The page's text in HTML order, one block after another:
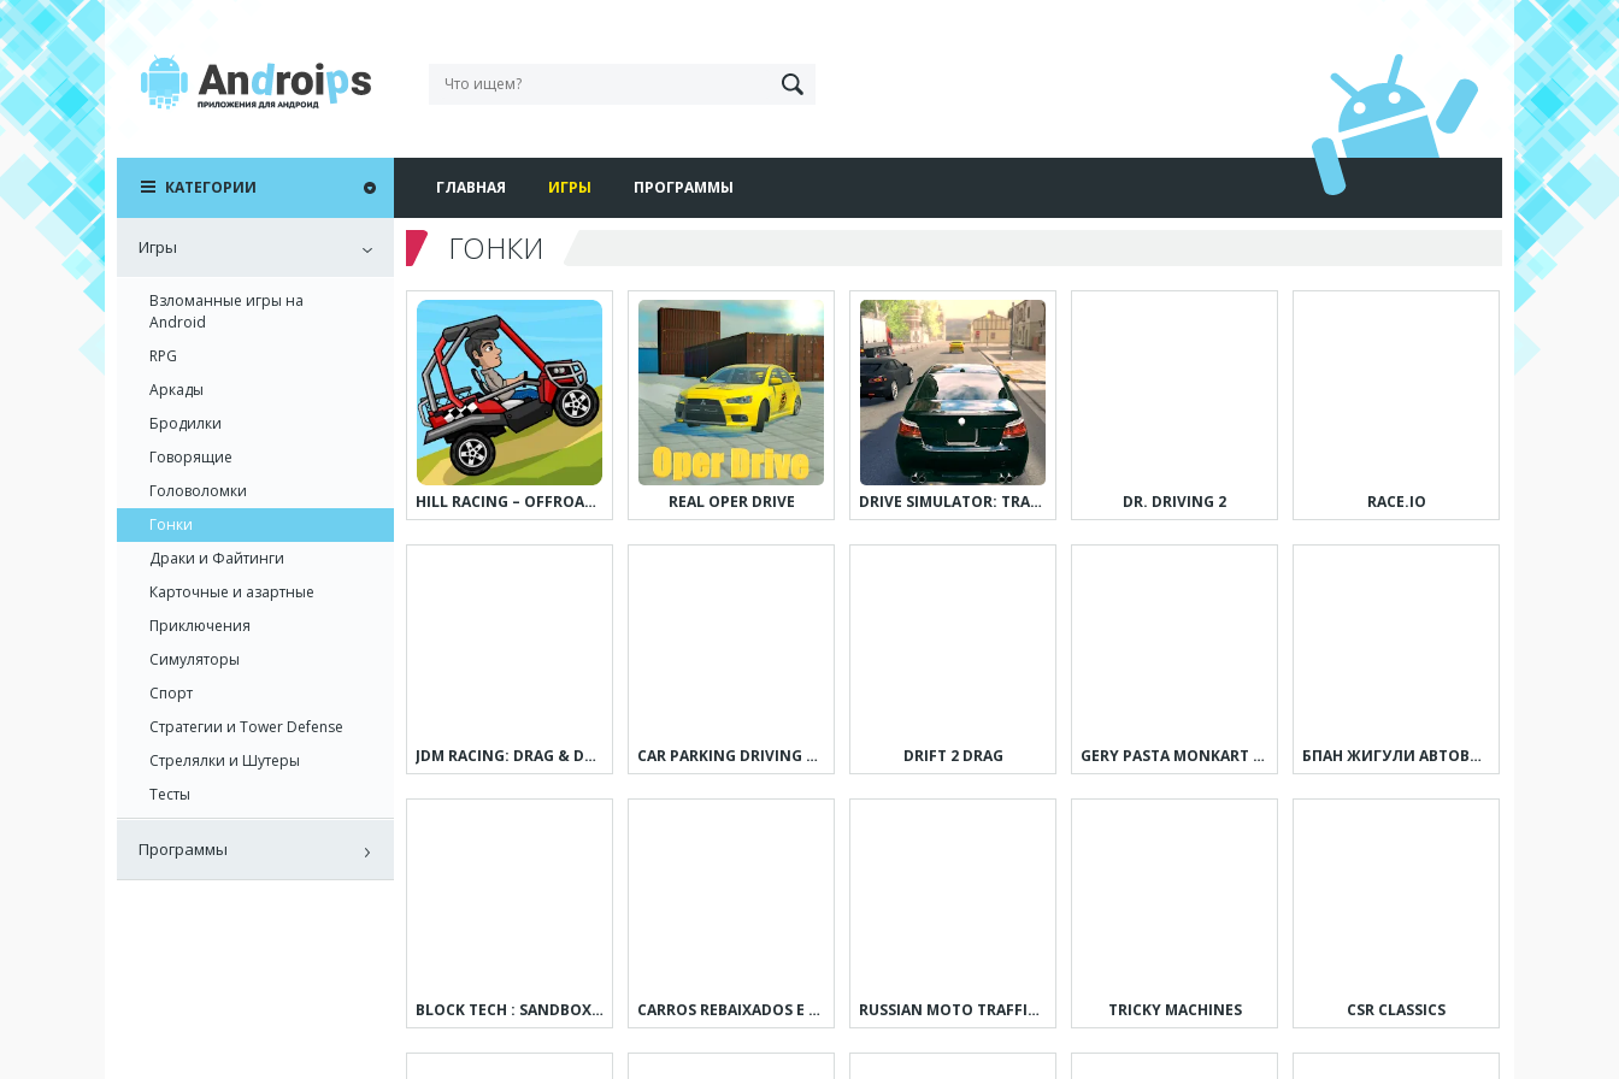
ГЛАВНАЯ ИГРЫ ПРОГРАММЫ
ГОНКИ
HILL RACING – OFFROAD HILL ADV REAL OPER DRIVE DRIVE SIMULATOR: TRAFFIC RACE DR. DRIVING 2 RACE.IO
JDM RACING: DRAG & DRIFT RACE CAR PARKING DRIVING SCHOOL DRIFT 2 DRAG GERY PASTA MONKART AR БПАН ЖИГУЛИ АВТОВАЗ ОНЛАЙН
BLOCK TECH : SANDBOX ONLINE CARROS REBAIXADOS E SOM EXEMPL RUSSIAN MOTO TRAFFIC RIDER 3D TRICKY MACHINES CSR CLASSICS
КАТЕГОРИИ
Игры
Взломанные игры на
Android
RPG
Аркады
Бродилки
Говорящие
Головоломки
Гонки
Драки и Файтинги
Карточные и азартные
Приключения
Симуляторы
Спорт
Стратегии и Tower Defense
Стрелялки и Шутеры
Тесты
Программы